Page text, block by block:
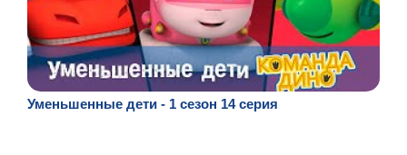
Уменьшенные дети - 1 сезон 14 серия